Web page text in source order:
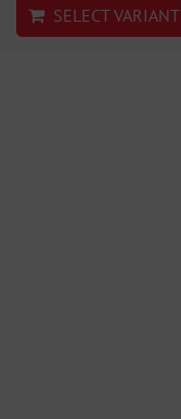
SELECT VARIANT